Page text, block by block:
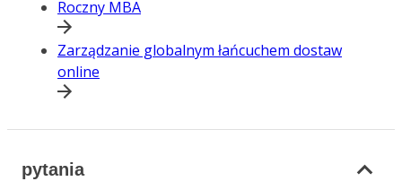
Roczny MBA
Zarządzanie globalnym łańcuchem dostaw
online
pytania